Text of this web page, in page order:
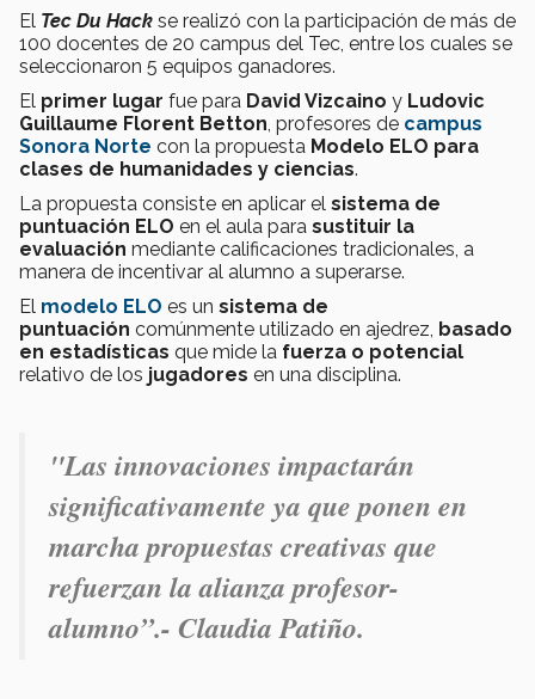
El Tec Du Hack se realizó con la participación de más de
100 docentes de 20 campus del Tec, entre los cuales se
seleccionaron 5 equipos ganadores.
El primer lugar fue para David Vizcaino y Ludovic
Guillaume Florent Betton, profesores de campus
Sonora Norte con la propuesta Modelo ELO para
clases de humanidades y ciencias.
La propuesta consiste en aplicar el sistema de
puntuación ELO en el aula para sustituir la
evaluación mediante calificaciones tradicionales, a
manera de incentivar al alumno a superarse.
El modelo ELO es un sistema de
puntuación comúnmente utilizado en ajedrez, basado
en estadísticas que mide la fuerza o potencial
relativo de los jugadores en una disciplina.
"Las innovaciones impactarán
significativamente ya que ponen en
marcha propuestas creativas que
refuerzan la alianza profesor-
alumno”.- Claudia Patiño.